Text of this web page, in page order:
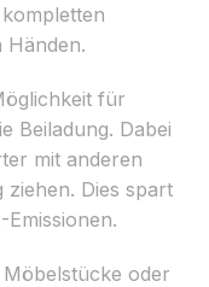
Händen.
für
Beiladung. Dabei
mit anderen
ziehen. Dies spart
oder